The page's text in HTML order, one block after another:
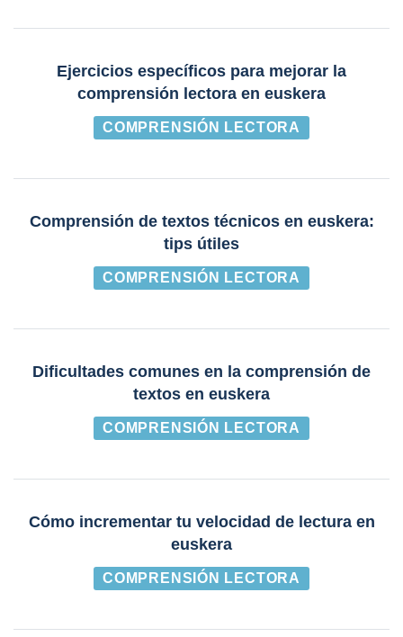
Ejercicios específicos para mejorar la
comprensión lectora en euskera
COMPRENSIÓN LECTORA
Comprensión de textos técnicos en euskera:
tips útiles
COMPRENSIÓN LECTORA
Dificultades comunes en la comprensión de
textos en euskera
COMPRENSIÓN LECTORA
Cómo incrementar tu velocidad de lectura en
euskera
COMPRENSIÓN LECTORA